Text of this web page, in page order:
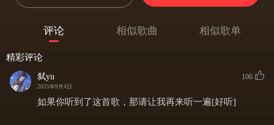
心跳声被空白覆盖
褪色票根突然展开
第几次失去重来
评论 相似歌曲 相似歌单
精彩评论
弑yu
2025年9月4日
106
如果你听到了这首歌，那请让我再来听一遍[好听]